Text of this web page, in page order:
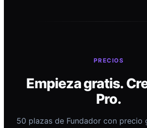
PRECIOS
Empieza gratis.
Pro.
50 plazas de Fundador con precio